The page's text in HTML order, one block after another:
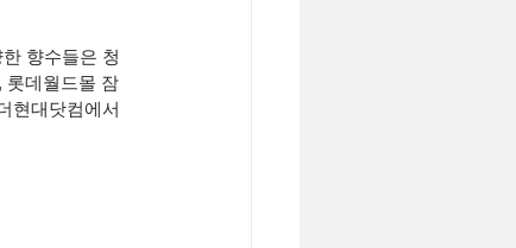
향수들은 청
롯데월드몰 잠
현대닷컴에서